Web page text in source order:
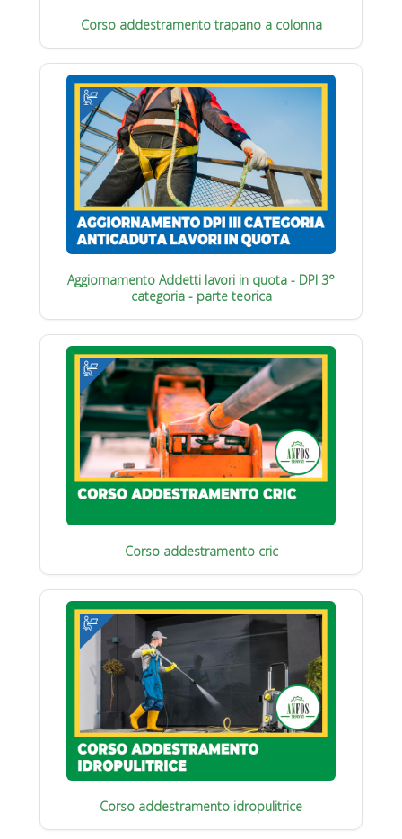
Corso addestramento trapano a colonna
Aggiornamento Addetti lavori in quota - DPI 3°
categoria - parte teorica
Corso addestramento cric
Corso addestramento idropulitrice